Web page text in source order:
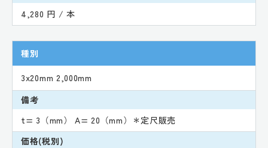
4,280 円 / 本
種別
3x20mm 2,000mm
備考
t= 3（mm） A= 20（mm）＊定尺販売
価格(税別)